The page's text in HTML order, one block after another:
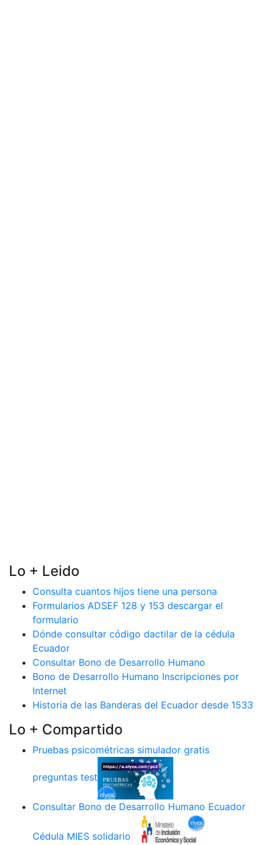
Lo + Leido
Consulta cuantos hijos tiene una persona
Formularios ADSEF 128 y 153 descargar el
formulario
Dónde consultar código dactilar de la cédula
Ecuador
Consultar Bono de Desarrollo Humano
Bono de Desarrollo Humano Inscripciones por
Internet
Historia de las Banderas del Ecuador desde 1533
Lo + Compartido
Pruebas psicométricas simulador gratis
preguntas test
Consultar Bono de Desarrollo Humano Ecuador
Cédula MIES solidario